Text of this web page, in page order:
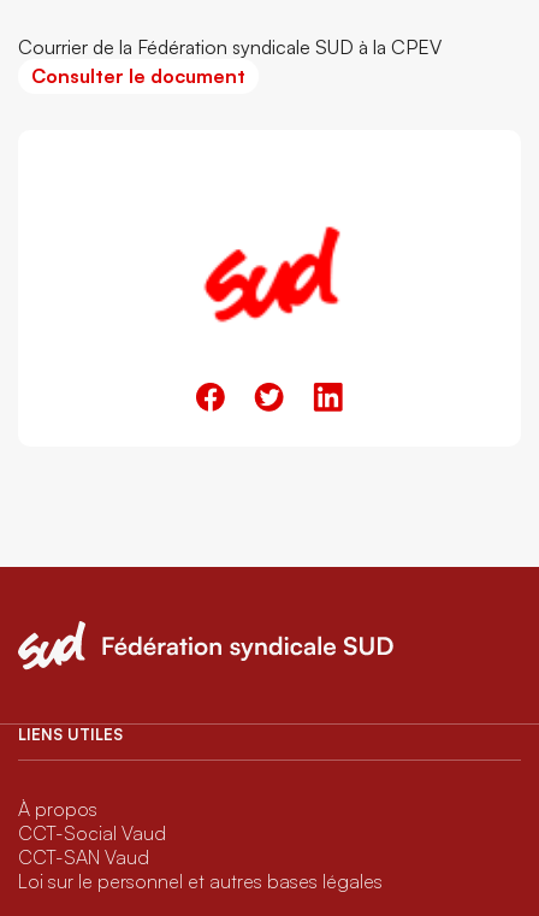
Courrier de la Fédération syndicale SUD à la CPEV
Consulter le document
LIENS UTILES
À propos
CCT-Social Vaud
CCT-SAN Vaud
Loi sur le personnel et autres bases légales